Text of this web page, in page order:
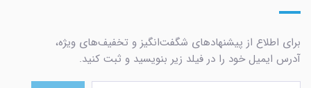
برای اطلاع از پیشنهادهای شگفت‌انگیز و تخفیف‌های ویژه،
آدرس ایمیل خود را در فیلد زیر بنویسید و ثبت کنید.